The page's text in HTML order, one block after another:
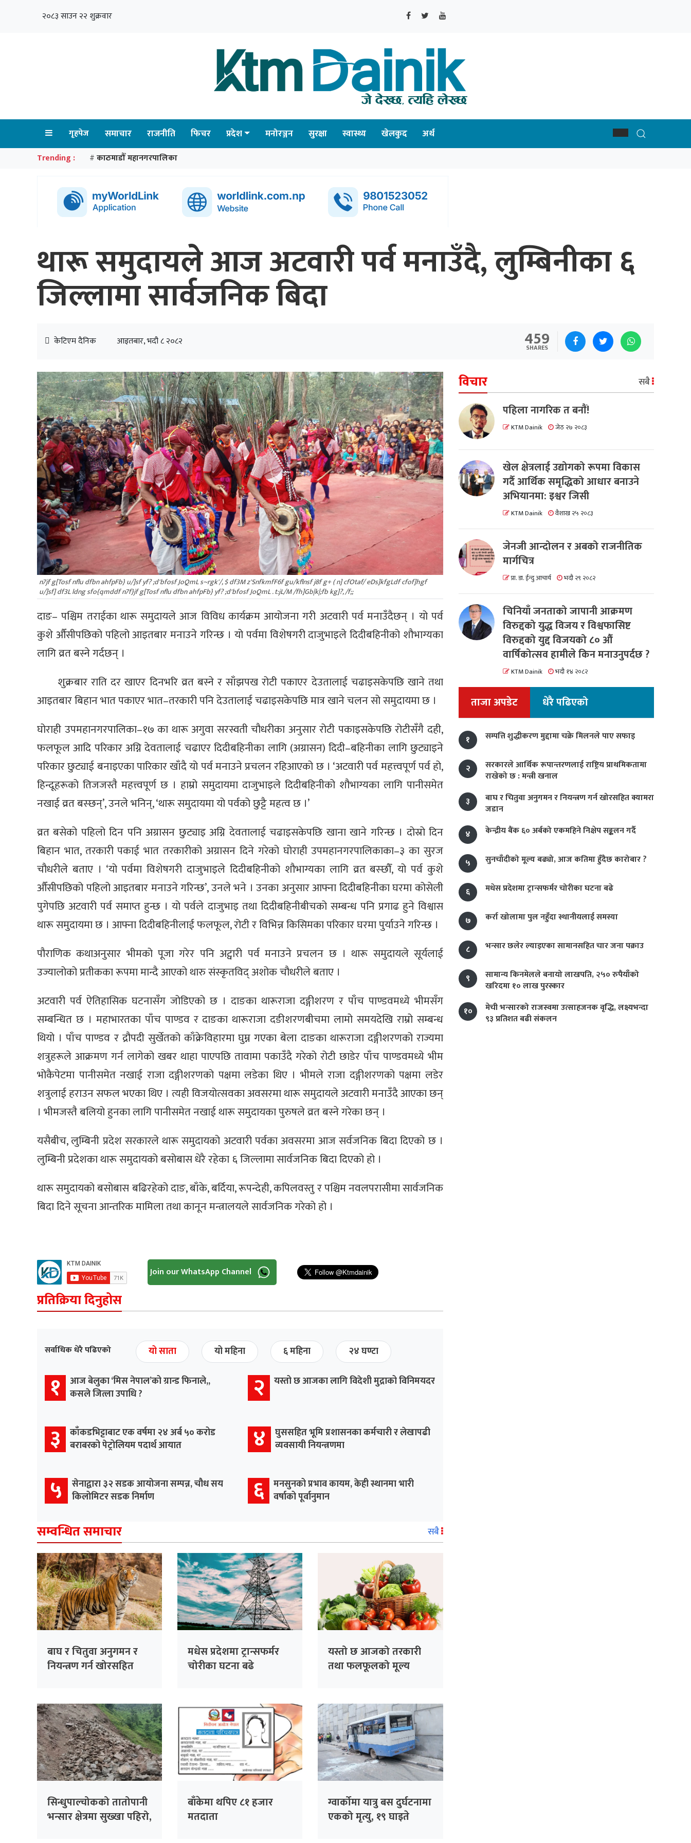
२०८३ साउन २२ शुक्रवार
गृहपेज समाचार राजनीति फिचर प्रदेश मनोरञ्जन सुरक्षा स्वास्थ्य खेलकुद अर्थ
Trending : # काठमाडौँ महानगरपालिका
थारू समुदायले आज अटवारी पर्व मनाउँदै, लुम्बिनीका ६
जिल्लामा सार्वजनिक बिदा
केटिएम दैनिक आइतबार, भदौ ८ २०८२ 459
SHARES
n7jf g[Tosf nflu dfbn ahfpFb} u/]sf yf? ;d'bfosf JoQmL s~rgk'/, $ df3M z'SnfkmfF6f gu/kflnsf j8f g+ ( n] cfOtaf/ eDs]kfgLdf cfof]hgf
u/]sf] df3L ldng sfo{qmddf n7f}jf g[Tosf nflu dfbn ahfpFb} yf? ;d'bfosf JoQmL . t:jL/M /fh]Gb|k|;fb kg]?, /f;;
दाङ– पश्चिम तराईका थारू समुदायले आज विविध कार्यक्रम आयोजना गरी अटवारी पर्व मनाउँदैछन् । यो पर्व
कुशे औँसीपछिको पहिलो आइतबार मनाउने गरिन्छ । यो पर्वमा विशेषगरी दाजुभाइले दिदीबहिनीको शौभाग्यका
लागि व्रत बस्ने गर्दछन् ।
शुक्रबार राति दर खाएर दिनभरि व्रत बस्ने र साँझपख रोटी पकाएर देउतालाई चढाइसकेपछि खाने तथा
आइतबार बिहान भात पकाएर भात–तरकारी पनि देउतालाई चढाइसकेपछि मात्र खाने चलन सो समुदायमा छ ।
घोराही उपमहानगरपालिका–१७ का थारू अगुवा सरस्वती चौधरीका अनुसार रोटी पकाइसकेपछि रोटीसँगै दही,
फलफूल आदि परिकार अग्नि देवतालाई चढाएर दिदीबहिनीका लागि (अग्रासन) दिदी–बहिनीका लागि छुट्याइने
परिकार छुट्याई बनाइएका पारिकार खाँदै यो पर्व मनाउने प्रचलन रहिआएको छ । ‘अटवारी पर्व महत्त्वपूर्ण पर्व हो,
हिन्दूहरूको तिजजस्तै महत्त्वपूर्ण छ । हाम्रो समुदायमा दाजुभाइले दिदीबहिनीको शौभाग्यका लागि पानीसमेत
नखाई व्रत बस्छन्’, उनले भनिन्, ‘थारू समुदायमा यो पर्वको छुट्टै महत्व छ ।’
व्रत बसेको पहिलो दिन पनि अग्रासन छुट्याइ अग्नि देवतालाई चढाइसकेपछि खाना खाने गरिन्छ । दोस्रो दिन
बिहान भात, तरकारी पकाई भात तरकारीको अग्रासन दिने गरेको घोराही उपमहानगरपालिकाका–३ का सुरज
चौधरीले बताए । ‘यो पर्वमा विशेषगरी दाजुभाइले दिदीबहिनीको शौभाग्यका लागि व्रत बस्छौँ, यो पर्व कुशे
औँसीपछिको पहिलो आइतबार मनाउने गरिन्छ’, उनले भने । उनका अनुसार आफ्ना दिदीबहिनीका घरमा कोसेली
पुगेपछि अटवारी पर्व समाप्त हुन्छ । यो पर्वले दाजुभाइ तथा दिदीबहिनीबीचको सम्बन्ध पनि प्रगाढ हुने विश्वास
थारू समुदायमा छ । आफ्ना दिदीबहिनीलाई फलफूल, रोटी र विभिन्न किसिमका परिकार घरमा पुर्याउने गरिन्छ ।
पौराणिक कथाअनुसार भीमको पूजा गरेर पनि अट्वारी पर्व मनाउने प्रचलन छ । थारू समुदायले सूर्यलाई
उज्यालोको प्रतीकका रूपमा मान्दै आएको थारु संस्कृतविद् अशोक चौधरीले बताए ।
अटवारी पर्व ऐतिहासिक घटनासँग जोडिएको छ । दाङका थारूराजा दङ्गीशरण र पाँच पाण्डवमध्ये भीमसँग
सम्बन्धित छ । महाभारतका पाँच पाण्डव र दाङका थारूराजा दङीशरणबीचमा लामो समयदेखि राम्रो सम्बन्ध
थियो । पाँच पाण्डव र द्रौपदी सुर्खेतको काँक्रेविहारमा घुम्न गएका बेला दाङका थारूराजा दङ्गीशरणको राज्यमा
शत्रुहरूले आक्रमण गर्न लागेको खबर थाहा पाएपछि तावामा पकाउँदै गरेको रोटी छाडेर पाँच पाण्डवमध्ये भीम
भोकैपेटमा पानीसमेत नखाई राजा दङ्गीशरणको पक्षमा लडेका थिए । भीमले राजा दङ्गीशरणको पक्षमा लडेर
शत्रुलाई हराउन सफल भएका थिए । त्यही विजयोत्सवका अवसरमा थारू समुदायले अटवारी मनाउँदै आएका छन्
। भीमजस्तै बलियो हुनका लागि पानीसमेत नखाई थारू समुदायका पुरुषले व्रत बस्ने गरेका छन् ।
यसैबीच, लुम्बिनी प्रदेश सरकारले थारू समुदायको अटवारी पर्वका अवसरमा आज सर्वजनिक बिदा दिएको छ ।
लुम्बिनी प्रदेशका थारू समुदायको बसोबास धेरै रहेका ६ जिल्लामा सार्वजनिक बिदा दिएको हो ।
थारू समुदायको बसोबास बढिरहेको दाङ, बाँके, बर्दिया, रूपन्देही, कपिलवस्तु र पश्चिम नवलपरासीमा सार्वजनिक
बिदा दिने सूचना आन्तरिक मामिला तथा कानून मन्त्रालयले सार्वजनिक गरेको हो ।
Join our WhatsApp Channel
प्रतिक्रिया दिनुहोस
सर्वाधिक धेरै पढिएको यो साता यो महिना ६ महिना २४ घण्टा
१
आज बेलुका ‘मिस नेपाल’को ग्रान्ड फिनाले,,
कसले जित्ला उपाधि ?
२ यस्तो छ आजका लागि विदेशी मुद्राको विनिमयदर
३
काँकडभिट्टाबाट एक वर्षमा २४ अर्ब ५० करोड
बराबरको पेट्रोलियम पदार्थ आयात
४
घुससहित भूमि प्रशासनका कर्मचारी र लेखापढी
व्यवसायी नियन्त्रणमा
५
सेनाद्वारा ३२ सडक आयोजना सम्पन्न, चौध सय
किलोमिटर सडक निर्माण
६ मनसुनको प्रभाव कायम, केही स्थानमा भारी
वर्षाको पूर्वानुमान
सम्वन्धित समाचार सबै
बाघ र चितुवा अनुगमन र
नियन्त्रण गर्न खोरसहित
मधेस प्रदेशमा ट्रान्सफर्मर
चोरीका घटना बढे
यस्तो छ आजको तरकारी
तथा फलफूलको मूल्य
सिन्धुपाल्चोकको तातोपानी
भन्सार क्षेत्रमा सुख्खा पहिरो,
बाँकेमा थपिए ८१ हजार
मतदाता
ग्वार्कोमा यात्रु बस दुर्घटनामा
एकको मृत्यु, १९ घाइते
विचार सबै
पहिला नागरिक त बनाैं!
KTM Dainik जेठ २७ २०८३
खेल क्षेत्रलाई उद्योगको रूपमा विकास
गर्दै आर्थिक समृद्धिको आधार बनाउने
अभियानमा: इश्वर जिसी
KTM Dainik वैशाख २५ २०८३
जेनजी आन्दोलन र अबको राजनीतिक
मार्गचित्र
प्रा. डा. ईन्दु आचार्य भदौ २९ २०८२
चिनियाँ जनताको जापानी आक्रमण
विरुद्दको युद्ध विजय र विश्वफासिष्ट
विरुद्दको युद्द विजयको ८० औं
वार्षिकोत्सव हामीले किन मनाउनुपर्दछ ?
KTM Dainik भदौ १४ २०८२
ताजा अपडेट धेरै पढिएको
१ सम्पत्ति शुद्धीकरण मुद्दामा चक्रे मिलनले पाए सफाइ
२
सरकारले आर्थिक रूपान्तरणलाई राष्ट्रिय प्राथमिकतामा
राखेको छ : मन्त्री खनाल
३
बाघ र चितुवा अनुगमन र नियन्त्रण गर्न खोरसहित क्यामरा
जडान
४
केन्द्रीय बैंक ६० अर्बको एकमहिने निक्षेप सङ्कलन गर्दै
५ सुनचाँदीको मूल्य बढ्यो, आज कतिमा हुँदैछ कारोबार ?
६ मधेस प्रदेशमा ट्रान्सफर्मर चोरीका घटना बढे
७ कर्रा खोलामा पुल नहुँदा स्थानीयलाई समस्या
८ भन्सार छलेर ल्याइएका सामानसहित चार जना पक्राउ
९
सामान्य किनमेलले बनायो लाखपति, २५० रुपैयाँको
खरिदमा १० लाख पुरस्कार
१०
मेची भन्सारको राजस्वमा उत्साहजनक वृद्धि, लक्ष्यभन्दा
९३ प्रतिशत बढी संकलन